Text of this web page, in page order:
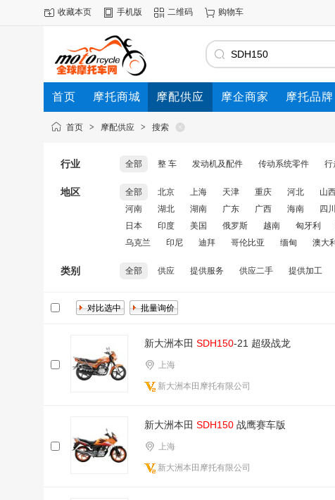
收藏本页 手机版 二维码 购物车
首页 摩托商城 摩配供应 摩企商家 摩托品牌
动态首页 > 摩配供应 > 搜索
行业 全部 整 车 发动机及配件 传动系统零件 行
地区 全部 北京 上海 天津 重庆 河北 山
河南
湖北 湖南 广东 广西 海南 四川
日本
印度 美国 俄罗斯 越南 匈牙利
乌克兰
印尼 迪拜 哥伦比亚 缅甸 澳大
类别 全部 供应 提供服务 供应二手 提供加工
新大洲本田 SDH150-21 超级战龙
上海
新大洲本田摩托有限公司
新大洲本田 SDH150 战鹰赛车版
上海
新大洲本田摩托有限公司